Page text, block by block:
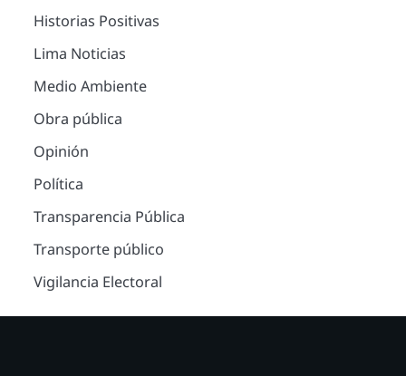
Historias Positivas
Lima Noticias
Medio Ambiente
Obra pública
Opinión
Política
Transparencia Pública
Transporte público
Vigilancia Electoral